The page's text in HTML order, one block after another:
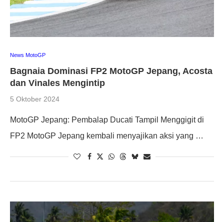
News MotoGP
Bagnaia Dominasi FP2 MotoGP Jepang, Acosta
dan Vinales Mengintip
5 Oktober 2024
MotoGP Jepang: Pembalap Ducati Tampil Menggigit di
FP2 MotoGP Jepang kembali menyajikan aksi yang …